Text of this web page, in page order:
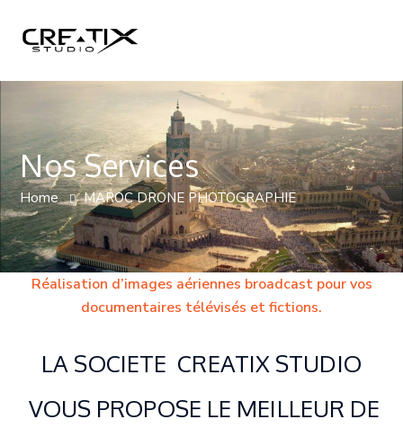
Nos Services
Home MAROC DRONE PHOTOGRAPHIE
Réalisation d’images aériennes broadcast pour vos
documentaires télévisés et fictions.
LA SOCIETE CREATIX STUDIO
VOUS PROPOSE LE MEILLEUR DE